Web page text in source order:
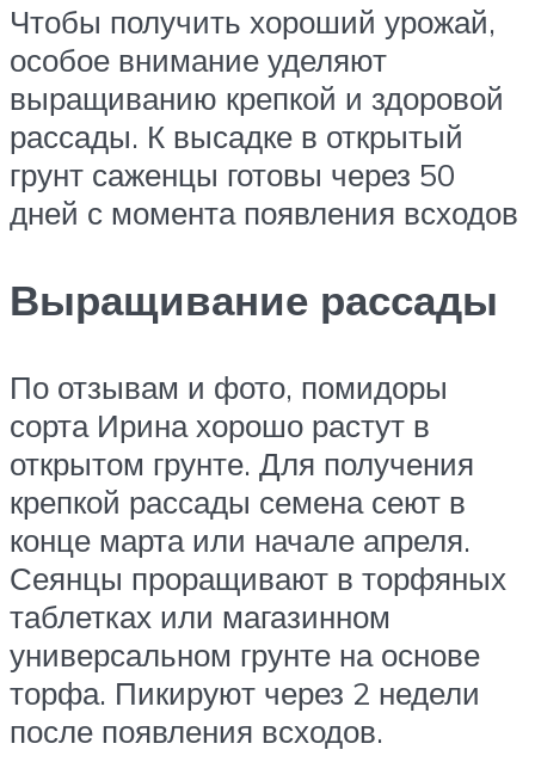
Чтобы получить хороший урожай,
особое внимание уделяют
выращиванию крепкой и здоровой
рассады. К высадке в открытый
грунт саженцы готовы через 50
дней с момента появления всходов
Выращивание рассады
По отзывам и фото, помидоры
сорта Ирина хорошо растут в
открытом грунте. Для получения
крепкой рассады семена сеют в
конце марта или начале апреля.
Сеянцы проращивают в торфяных
таблетках или магазинном
универсальном грунте на основе
торфа. Пикируют через 2 недели
после появления всходов.